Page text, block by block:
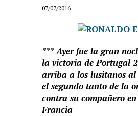
07/07/2016
*** Ayer fue la gran
la victoria de Portugal
arriba a los lusitanos al
el segundo tanto de la
contra su compañero
Francia